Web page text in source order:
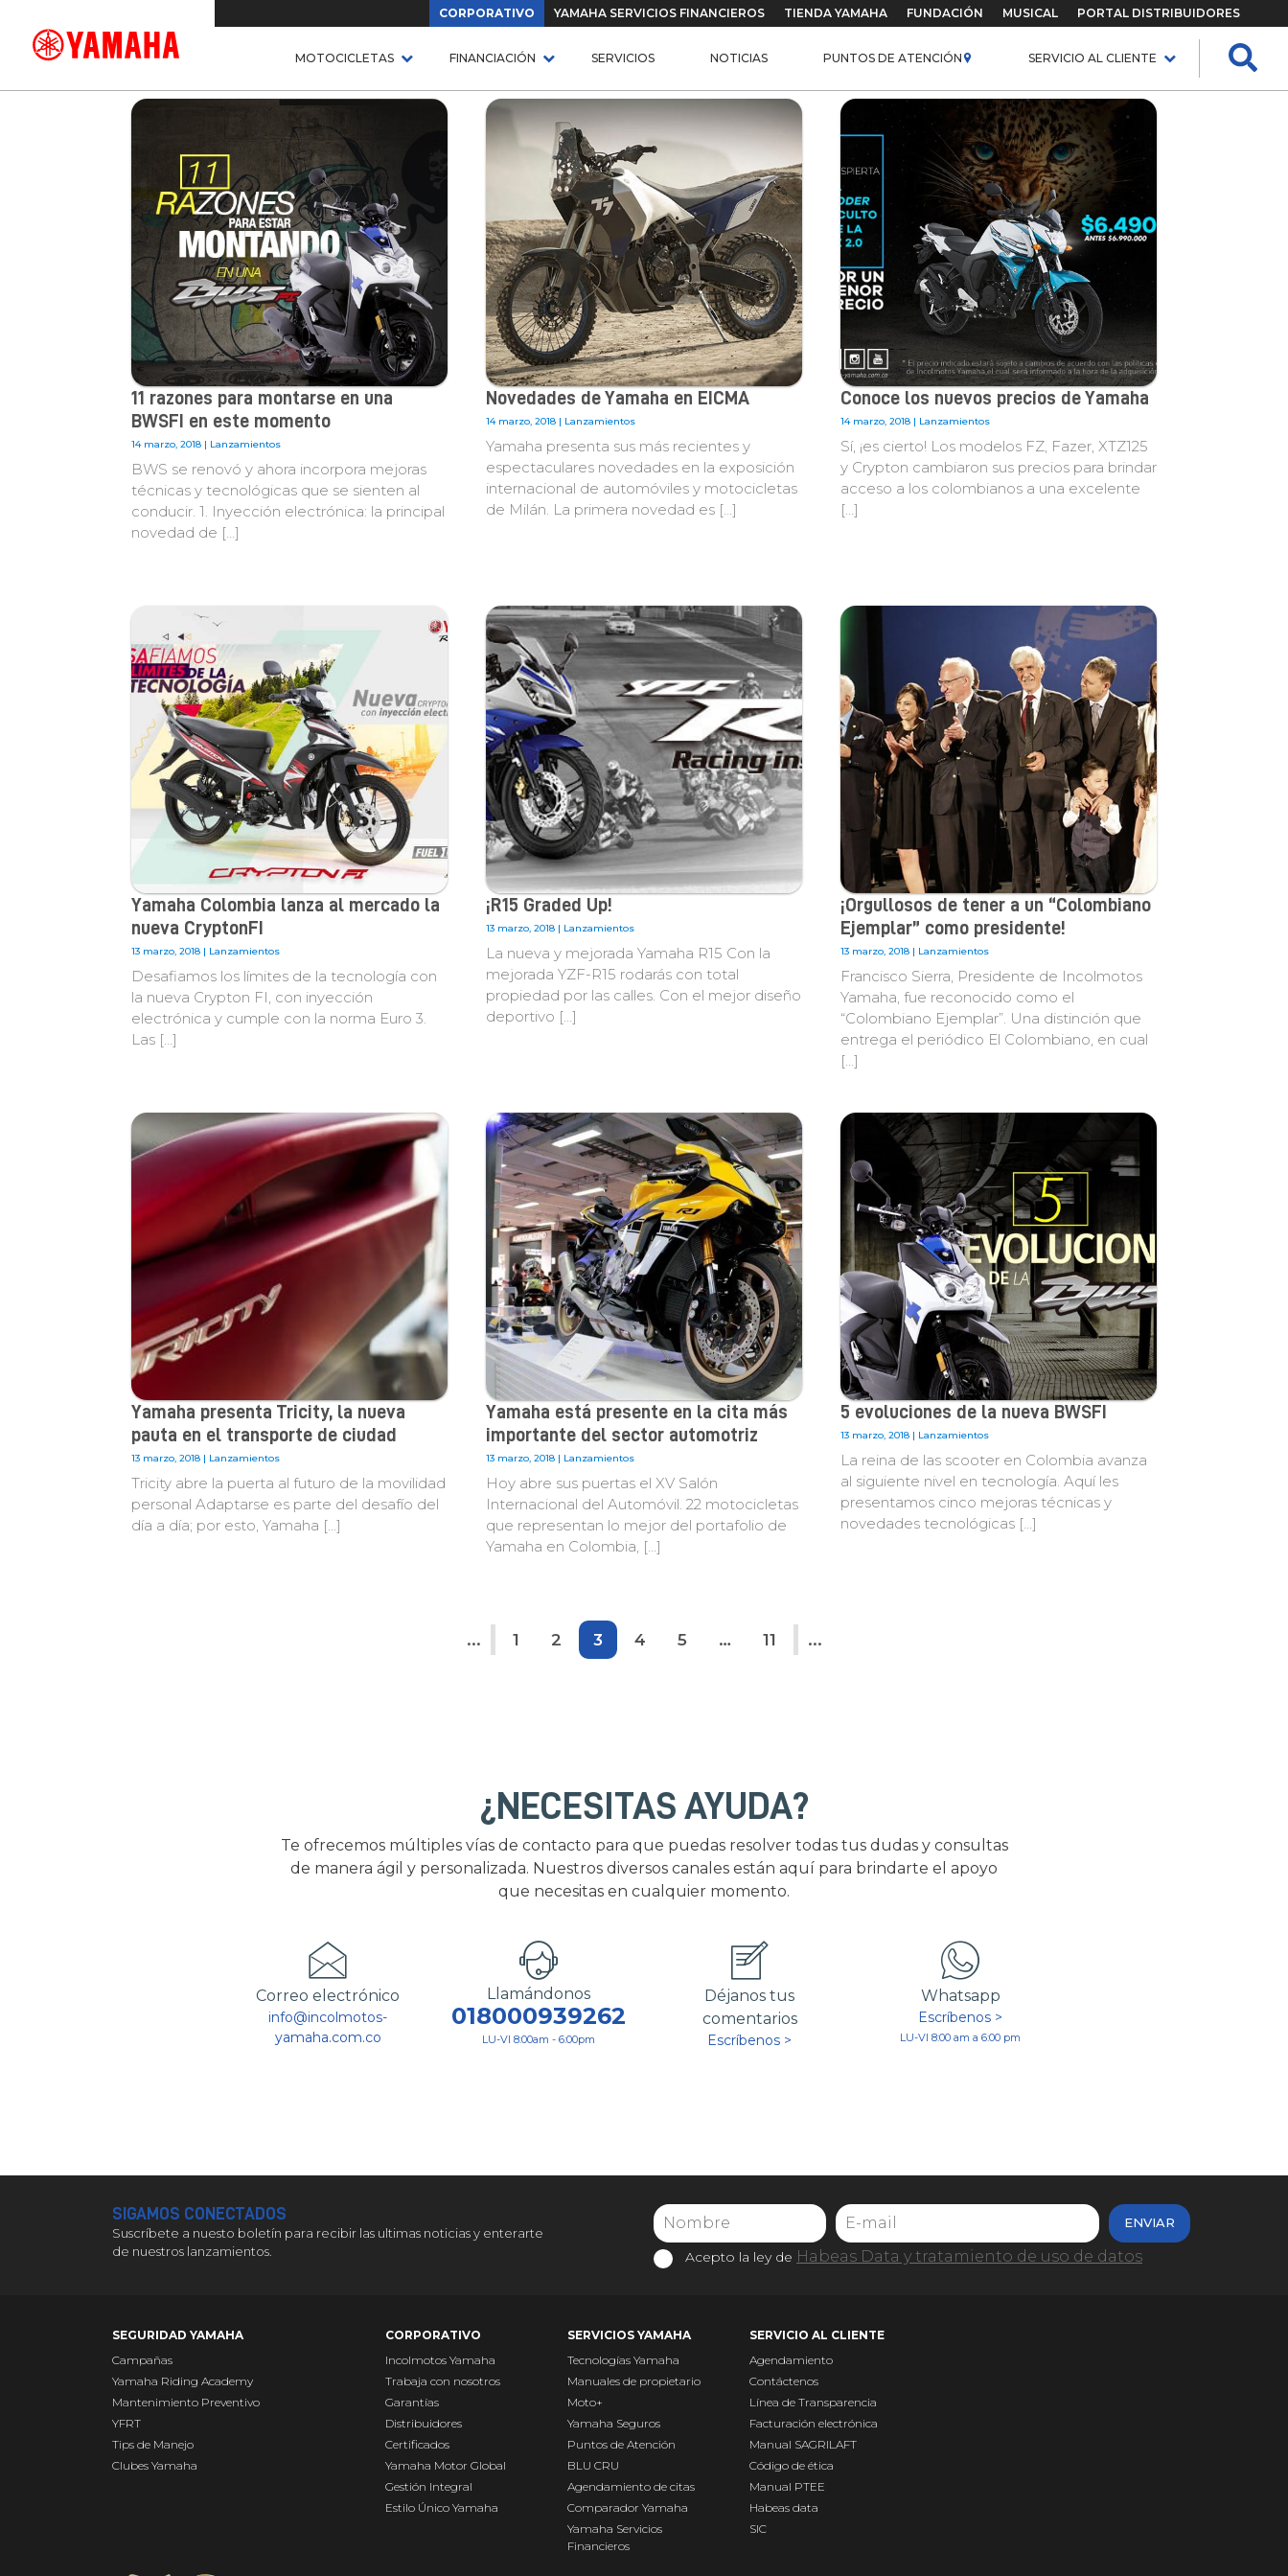
CORPORATIVO YAMAHA SERVICIOS FINANCIEROS TIENDA YAMAHA FUNDACIÓN MUSICAL PORTAL DISTRIBUIDORES
MOTOCICLETAS FINANCIACIÓN SERVICIOS NOTICIAS PUNTOS DE ATENCIÓN SERVICIO AL CLIENTE
Incolmotos Yamaha>Noticias>Lanzamientos
11 razones para montarse en una
BWSFI en este momento
14 marzo, 2018 | Lanzamientos
BWS se renovó y ahora incorpora mejoras
técnicas y tecnológicas que se sienten al
conducir. 1. Inyección electrónica: la principal
novedad de […]
Novedades de Yamaha en EICMA
14 marzo, 2018 | Lanzamientos
Yamaha presenta sus más recientes y
espectaculares novedades en la exposición
internacional de automóviles y motocicletas
de Milán. La primera novedad es […]
Conoce los nuevos precios de Yamaha
14 marzo, 2018 | Lanzamientos
Sí, ¡es cierto! Los modelos FZ, Fazer, XTZ125
y Crypton cambiaron sus precios para brindar
acceso a los colombianos a una excelente
[…]
Yamaha Colombia lanza al mercado la
nueva CryptonFI
13 marzo, 2018 | Lanzamientos
Desafiamos los límites de la tecnología con
la nueva Crypton FI, con inyección
electrónica y cumple con la norma Euro 3.
Las […]
¡R15 Graded Up!
13 marzo, 2018 | Lanzamientos
La nueva y mejorada Yamaha R15 Con la
mejorada YZF-R15 rodarás con total
propiedad por las calles. Con el mejor diseño
deportivo […]
¡Orgullosos de tener a un “Colombiano
Ejemplar” como presidente!
13 marzo, 2018 | Lanzamientos
Francisco Sierra, Presidente de Incolmotos
Yamaha, fue reconocido como el
“Colombiano Ejemplar”. Una distinción que
entrega el periódico El Colombiano, en cual
[…]
Yamaha presenta Tricity, la nueva
pauta en el transporte de ciudad
13 marzo, 2018 | Lanzamientos
Tricity abre la puerta al futuro de la movilidad
personal Adaptarse es parte del desafío del
día a día; por esto, Yamaha […]
Yamaha está presente en la cita más
importante del sector automotriz
13 marzo, 2018 | Lanzamientos
Hoy abre sus puertas el XV Salón
Internacional del Automóvil. 22 motocicletas
que representan lo mejor del portafolio de
Yamaha en Colombia, […]
5 evoluciones de la nueva BWSFI
13 marzo, 2018 | Lanzamientos
La reina de las scooter en Colombia avanza
al siguiente nivel en tecnología. Aquí les
presentamos cinco mejoras técnicas y
novedades tecnológicas […]
... 1 2 3 4 5 … 11 ...
¿NECESITAS AYUDA?
Te ofrecemos múltiples vías de contacto para que puedas resolver todas tus dudas y consultas
de manera ágil y personalizada. Nuestros diversos canales están aquí para brindarte el apoyo
que necesitas en cualquier momento.
Correo electrónico
info@incolmotos-
yamaha.com.co
Llamándonos
018000939262
LU-VI 8:00am - 6:00pm
Déjanos tus
comentarios
Escríbenos >
Whatsapp
Escríbenos >
LU-VI 8:00 am a 6:00 pm
SIGAMOS CONECTADOS
Suscríbete a nuesto boletín para recibir las ultimas noticias y enterarte
de nuestros lanzamientos.
ENVIAR
Acepto la ley de Habeas Data y tratamiento de uso de datos
SEGURIDAD YAMAHA
Campañas
Yamaha Riding Academy
Mantenimiento Preventivo
YFRT
Tips de Manejo
Clubes Yamaha
CORPORATIVO
Incolmotos Yamaha
Trabaja con nosotros
Garantías
Distribuidores
Certificados
Yamaha Motor Global
Gestión Integral
Estilo Único Yamaha
SERVICIOS YAMAHA
Tecnologías Yamaha
Manuales de propietario
Moto+
Yamaha Seguros
Puntos de Atención
BLU CRU
Agendamiento de citas
Comparador Yamaha
Yamaha Servicios
Financieros
SERVICIO AL CLIENTE
Agendamiento
Contáctenos
Línea de Transparencia
Facturación electrónica
Manual SAGRILAFT
Código de ética
Manual PTEE
Habeas data
SIC